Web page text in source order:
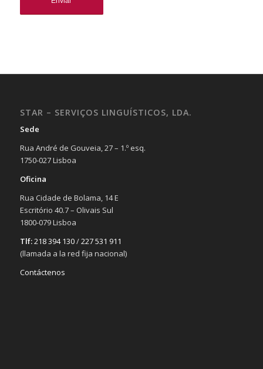
STAR – SERVIÇOS LINGUÍSTICOS, LDA.
Sede
Rua André de Gouveia, 27 – 1.º esq.
1750-027 Lisboa
Oficina
Rua Cidade de Bolama, 14 E
Escritório 40.7 – Olivais Sul
1800-079 Lisboa
Tlf:218 394 130/227 531 911
(llamada a la red fija nacional)
Contáctenos